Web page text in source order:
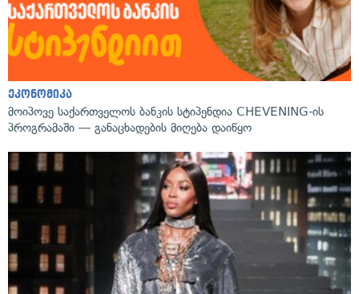
ეკონომიკა
მოიპოვე საქართველოს ბანკის სტიპენდია CHEVENING-ის
პროგრამაში — განაცხადების მიღება დაიწყო